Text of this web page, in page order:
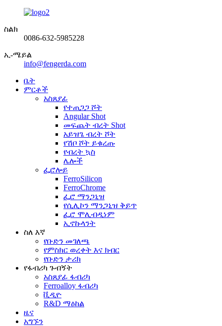
ስልክ
0086-632-5985228
ኢ-ሜይል
info@fengerda.com
ቤት
ምርቶች
አስጸያፊ
የተጠጋጋ ሾት
Angular Shot
መፍጨት ብረት Shot
አይዝጌ ብረት ሾት
የሽቦ ሾት ይቁረጡ
የብረት ኳስ
ሌሎች
ፌሮሎይ
FerroSilicon
FerroChrome
ፌሮ ማንጋኒዝ
የሲሊኮን ማንጋኒዝ ቅይጥ
ፌሮ ሞሊብዲነም
ኢኖኩላንት
ስለ እኛ
የቡድን መገለጫ
የምስክር ወረቀት እና ክብር
የቡድን ታሪክ
የፋብሪካ ጉብኝት
አስጸያፊ ፋብሪካ
Ferroalloy ፋብሪካ
ቪዲዮ
R&D ማዕከል
ዜና
አግኙን